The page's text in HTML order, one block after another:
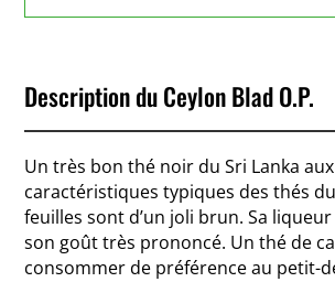
Description du Ceylon Blad O.P.
Un très bon thé noir du Sri Lanka aux
caractéristiques typiques des thés du
feuilles sont d’un joli brun. Sa
son goût très prononcé. Un thé de
consommer de préférence au petit-